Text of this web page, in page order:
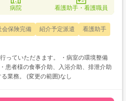
病院 看護助手・看護職員
会保険完備 紹介予定派遣
看護助手
っていただきます。 ・病室の環境整備
患者様の食事介助、入浴介助、排泄介助
業務。 (変更の範囲)なし